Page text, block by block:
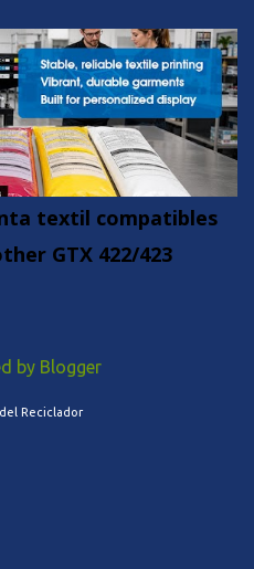
textil compatibles
GTX 422/423
by Blogger
Reciclador